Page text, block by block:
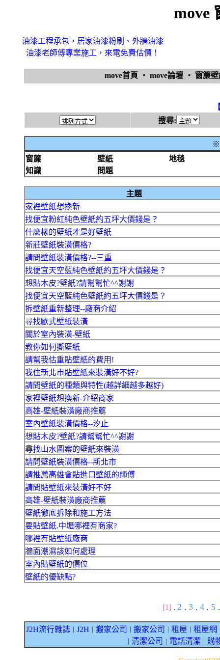
move
油漆工程承包，居家油漆粉刷、外牆油漆
油漆老師傅專業施工，來電免費估價！
move首頁 ‧ move論壇 ‧ 窗簾
搜尋:
※
窗簾
壁紙
地毯
知識
問題
主題
家裡壁紙想換新
找便宜粉紅純色壁紙約五坪大價錢是？
什麼樣的壁紙才是好壁紙
新莊壁紙裝潢價格?
請問壁紙裝潢價格?--三重
找便宜天空藍純色壁紙約五坪大價錢是？
想貼木皮?壁紙?請幫幫忙^^謝謝
找便宜天空藍純色壁紙約五坪大價錢是？
拆壁紙重新整理--廠商介紹
尋找歐式壁紙裝潢
關於室內裝潢-壁紙
教你如何撕壁紙
請幫我估重貼壁紙的費用!
我住新北市貼壁紙來裝潢好不好?
請問壁紙的種類與特性(越詳細越多越好)
家裡壁紙想換新-介紹商家
高雄-壁紙裝潢廠商推薦
室內壁紙裝潢價格--汐止
想貼木皮?壁紙?請幫幫忙^^謝謝
尋找山水圖案的壁紙來裝潢
請問壁紙裝潢價格--新北市
請推薦高雄會貼進口壁紙的師傅
請問貼壁紙來裝潢好不好
高雄-壁紙裝潢廠商推薦
壁紙徹底拆除和施工方法
要貼壁紙.中壢哪裡有商家?
哪裡有貼壁紙廠商
牆面潮濕該如何處理
室內貼壁紙的價位
壁紙的優缺點?
[1] . 2 . 3 . 4 . 5 .
J2H流行雜誌 J2H 搬家公司 搬家公司 租屋 租屋網
清潔公司 電話清潔 購